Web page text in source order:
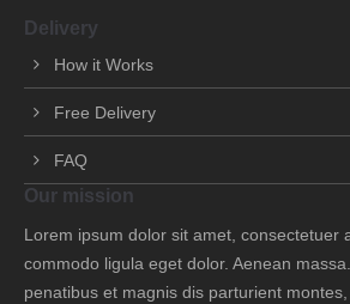
About us
Lorem ipsum dolor sit amet,
elit.
Aenean commodo ligula eget dolor.
nascetur ridiculus mus. Donec quam
Delivery
How it Works
Free Delivery
FAQ
Our mission
Lorem ipsum dolor sit amet, consectetuer
commodo ligula eget dolor. Aenean
penatibus et magnis dis parturient